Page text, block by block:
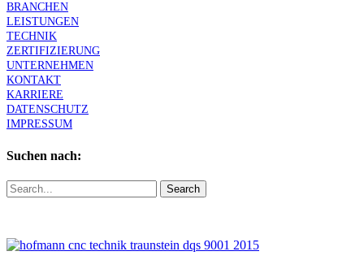
BRANCHEN
LEISTUNGEN
TECHNIK
ZERTIFIZIERUNG
UNTERNEHMEN
KONTAKT
KARRIERE
DATENSCHUTZ
IMPRESSUM
Suchen nach:
Search